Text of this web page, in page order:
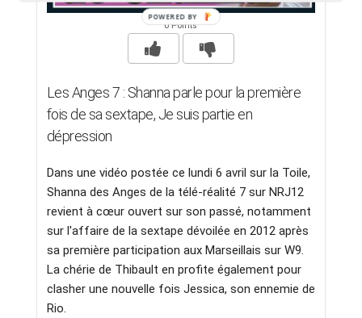
0 Points
Les Anges 7 : Shanna parle pour la première
fois de sa sextape, Je suis partie en
dépression
Dans une vidéo postée ce lundi 6 avril sur la Toile,
Shanna des Anges de la télé-réalité 7 sur NRJ12
revient à cœur ouvert sur son passé, notamment
sur l'affaire de la sextape dévoilée en 2012 après
sa première participation aux Marseillais sur W9.
La chérie de Thibault en profite également pour
clasher une nouvelle fois Jessica, son ennemie de
Rio.